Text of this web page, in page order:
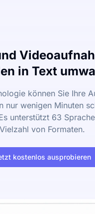
in Text
können Sie Ihre
nur wenigen Minuten
unterstützt 63
Vielzahl von Formaten.
kostenlos ausprobieren